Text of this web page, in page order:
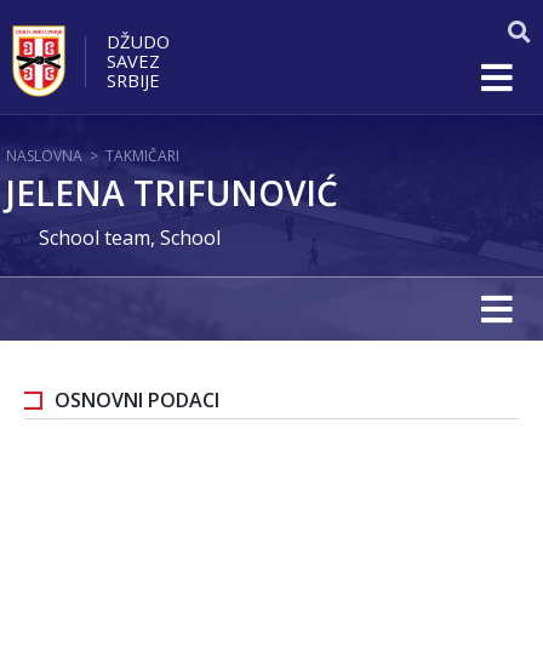
DŽUDO
SAVEZ
SRBIJE
NASLOVNA > TAKMIČARI
JELENA TRIFUNOVIĆ
School team, School
OSNOVNI PODACI